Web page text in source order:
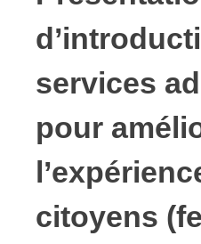
services
pour
citoyens